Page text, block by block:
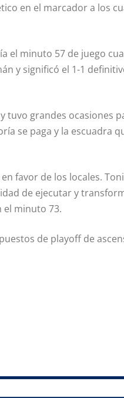
en el marcador a los
el minuto 57 de juego
y significó el 1-1
tuvo grandes ocasiones
se paga y la escuadra
favor de los locales.
de ejecutar y
el minuto 73.
de playoff de